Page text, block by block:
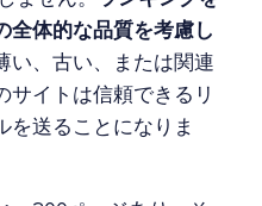
全体的な品質を考慮し
い、古い、または関連
サイトは信頼できるリ
を送ることになりま